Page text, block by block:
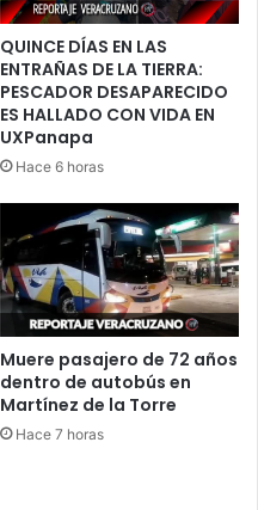
QUINCE DÍAS EN LAS
ENTRAÑAS DE LA TIERRA:
PESCADOR DESAPARECIDO
ES HALLADO CON VIDA EN
UXPanapa
Hace 6 horas
Muere pasajero de 72 años
dentro de autobús en
Martínez de la Torre
Hace 7 horas